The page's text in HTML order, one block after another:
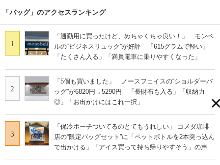
「バッグ」のアクセスランキング
1
「通勤用に買ったけど、めちゃくちゃ良い！」 モンベ
ルの“ビジネスリュック”が好評 「615グラムで軽い」
「たくさん入る」「満員電車に乗りやすくなった」
2
「5個も買いました」 ノースフェイスの“ショルダーバ
ッグ”が6820円→5290円 「長財布も入る」「収納力
◎」「お出かけにはこれ一択」
3
「保冷ポーチついてるのとてもうれしい」 コメダ珈琲
店の“限定バッグセット”に「ペットボトルを2本突っ込ん
で出かける」「アイス買って持ち帰りやすそう」の声